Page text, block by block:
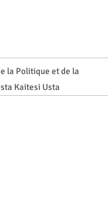
la Politique et de la
Kaitesi Usta